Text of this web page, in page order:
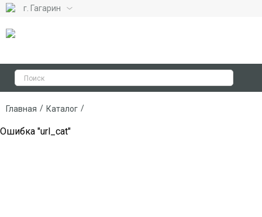
г. Гагарин
Главная / Каталог /
Ошибка "url_cat"